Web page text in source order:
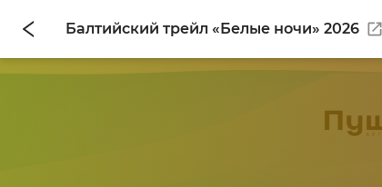
Балтийский трейл «Белые ночи» 2026